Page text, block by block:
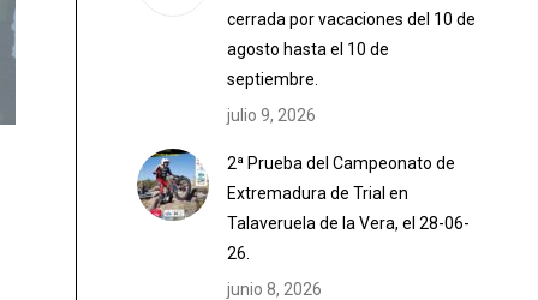
cerrada por vacaciones del 10 de
agosto hasta el 10 de
septiembre.
julio 9, 2026
2ª Prueba del Campeonato de
Extremadura de Trial en
Talaveruela de la Vera, el 28-06-
26.
junio 8, 2026